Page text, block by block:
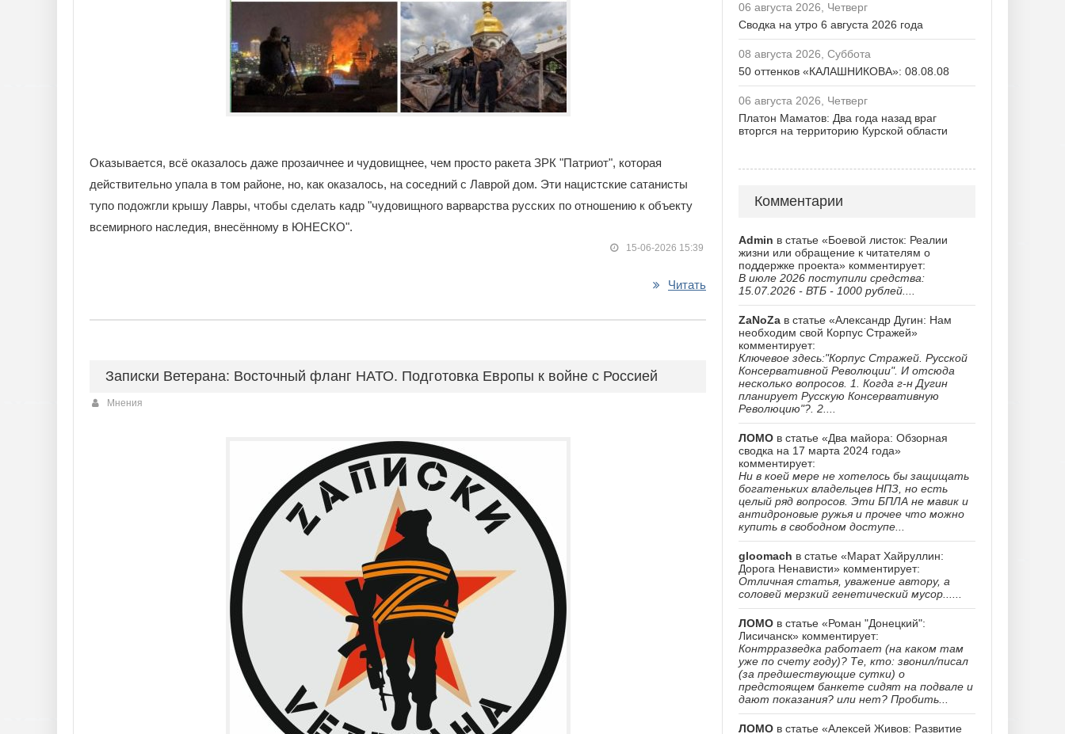
Оказывается, всё оказалось даже прозаичнее и чудовищнее, чем просто ракета ЗРК "Патриот", которая
действительно упала в том районе, но, как оказалось, на соседний с Лаврой дом. Эти нацистские сатанисты
тупо подожгли крышу Лавры, чтобы сделать кадр "чудовищного варварства русских по отношению к объекту
всемирного наследия, внесённому в ЮНЕСКО".
15-06-2026 15:39
Читать
Записки Ветерана: Восточный фланг НАТО. Подготовка Европы к войне с Россией
Мнения
06 августа 2026, Четверг
Сводка на утро 6 августа 2026 года
08 августа 2026, Суббота
50 оттенков «КАЛАШНИКОВА»: 08.08.08
06 августа 2026, Четверг
Платон Маматов: Два года назад враг
вторгся на территорию Курской области
Комментарии
Admin в статье «Боевой листок: Реалии
жизни или обращение к читателям о
поддержке проекта» комментирует:
В июле 2026 поступили средства:
15.07.2026 - ВТБ - 1000 рублей....
ZaNoZa в статье «Александр Дугин: Нам
необходим свой Корпус Стражей»
комментирует:
Ключевое здесь:"Корпус Стражей. Русской
Консервативной Революции". И отсюда
несколько вопросов. 1. Когда г-н Дугин
планирует Русскую Консервативную
Революцию"?. 2....
ЛОМО в статье «Два майора: Обзорная
сводка на 17 марта 2024 года»
комментирует:
Ни в коей мере не хотелось бы защищать
богатеньких владельцев НПЗ, но есть
целый ряд вопросов. Эти БПЛА не мавик и
антидроновые ружья и прочее что можно
купить в свободном доступе...
gloomach в статье «Марат Хайруллин:
Дорога Ненависти» комментирует:
Отличная статья, уважение автору, а
соловей мерзкий генетический мусор......
ЛОМО в статье «Роман "Донецкий":
Лисичанск» комментирует:
Контрразведка работает (на каком там
уже по счету году)? Те, кто: звонил/писал
(за предшествующие сутки) о
предстоящем банкете сидят на подвале и
дают показания? или нет? Пробить...
ЛОМО в статье «Алексей Живов: Развитие